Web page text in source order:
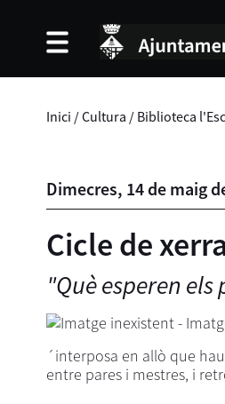
Inici /Cultura / Biblioteca
Dimecres, 14 de maig
Cicle de
"Què esperen
´interposa en allò que
entre pares i mestres, i